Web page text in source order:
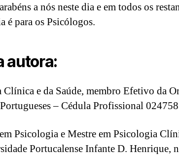
a nós neste dia e em todos os
é para os Psicólogos.
autora:
Clínica e da Saúde, membro Efetivo da
– Cédula Profissional
Psicologia e Mestre em Psicologia
Portucalense Infante D. Henrique,